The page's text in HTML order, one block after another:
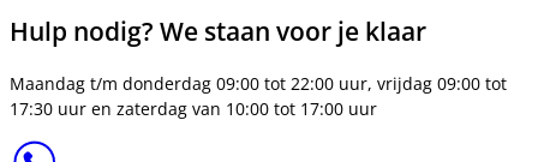
Hulp nodig? We staan voor je klaar
Maandag t/m donderdag 09:00 tot 22:00 uur, vrijdag 09:00 tot
17:30 uur en zaterdag van 10:00 tot 17:00 uur